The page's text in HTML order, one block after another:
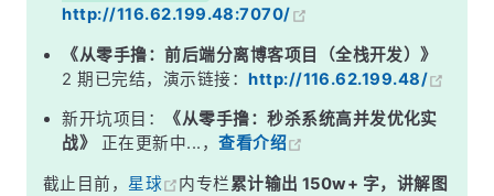
记忆口诀
总结
http://116.62.199.48:7070/
《从零手撸：前后端分离博客项目（全栈开发）》
2 期已完结，演示链接：http://116.62.199.48/
新开坑项目：
《从零手撸：秒杀系统高并发优化实
战》
正在更新中...，查看介绍
截止目前， 星球 内专栏累计输出 150w+ 字，讲解图